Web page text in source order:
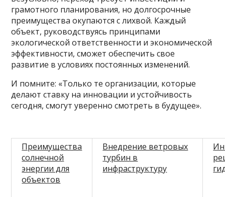
грамотного планирования, но долгосрочные
преимущества окупаются с лихвой. Каждый
объект, руководствуясь принципами
экологической ответственности и экономической
эффективности, сможет обеспечить свое
развитие в условиях постоянных изменений.
И помните: «Только те организации, которые
делают ставку на инновации и устойчивость
сегодня, смогут уверенно смотреть в будущее».
Преимущества
солнечной
энергии для
объектов
Внедрение ветровых
турбин в
инфраструктуру